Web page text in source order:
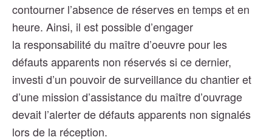
contourner l’absence de réserves en temps et en
heure. Ainsi, il est possible d’engager
la responsabilité du maître d’oeuvre pour les
défauts apparents non réservés si ce dernier,
investi d’un pouvoir de surveillance du chantier et
d’une mission d’assistance du maître d’ouvrage
devait l’alerter de défauts apparents non signalés
lors de la réception.